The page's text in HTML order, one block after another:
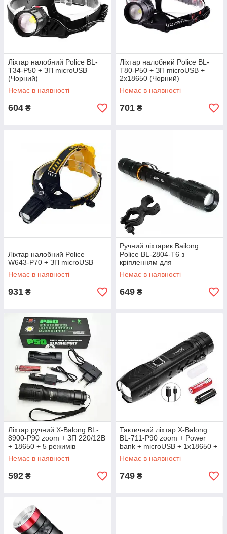
Ліхтар налобний Police BL-
T34-P50 + ЗП microUSB
(Чорний)
Немає в наявності
604 ₴
Ліхтар налобний Police BL-
T80-P50 + ЗП microUSB +
2х18650 (Чорний)
Немає в наявності
701 ₴
Ліхтар налобний Police
W643-P70 + ЗП microUSB
Немає в наявності
931 ₴
Ручний ліхтарик Bailong
Police BL-2804-T6 з
кріпленням для
велосипедної фари
Немає в наявності
649 ₴
Ліхтар ручний X-Balong BL-
8900-P90 zoom + ЗП 220/12В
+ 18650 + 5 режимів
Немає в наявності
592 ₴
Тактичний ліхтар X-Balong
BL-711-P90 zoom + Power
bank + microUSB + 1х18650 +
5 режимів
Немає в наявності
749 ₴